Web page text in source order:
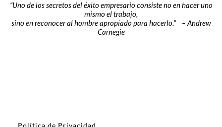
“Uno de los secretos del éxito empresario consiste no en hacer uno
mismo el trabajo,
sino en reconocer al hombre apropiado para hacerlo.” – Andrew
Carnegie